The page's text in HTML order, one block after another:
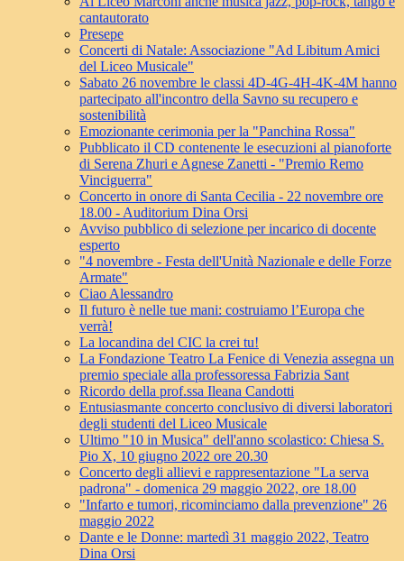
cantautorato
Presepe
Concerti di Natale: Associazione "Ad Libitum Amici
del Liceo Musicale"
Sabato 26 novembre le classi 4D-4G-4H-4K-4M hanno
partecipato all'incontro della Savno su recupero e
sostenibilità
Emozionante cerimonia per la "Panchina Rossa"
Pubblicato il CD contenente le esecuzioni al pianoforte
di Serena Zhuri e Agnese Zanetti - "Premio Remo
Vinciguerra"
Concerto in onore di Santa Cecilia - 22 novembre ore
18.00 - Auditorium Dina Orsi
Avviso pubblico di selezione per incarico di docente
esperto
"4 novembre - Festa dell'Unità Nazionale e delle Forze
Armate"
Ciao Alessandro
Il futuro è nelle tue mani: costruiamo l’Europa che
verrà!
La locandina del CIC la crei tu!
La Fondazione Teatro La Fenice di Venezia assegna un
premio speciale alla professoressa Fabrizia Sant
Ricordo della prof.ssa Ileana Candotti
Entusiasmante concerto conclusivo di diversi laboratori
degli studenti del Liceo Musicale
Ultimo "10 in Musica" dell'anno scolastico: Chiesa S.
Pio X, 10 giugno 2022 ore 20.30
Concerto degli allievi e rappresentazione "La serva
padrona" - domenica 29 maggio 2022, ore 18.00
"Infarto e tumori, ricominciamo dalla prevenzione" 26
maggio 2022
Dante e le Donne: martedì 31 maggio 2022, Teatro
Dina Orsi